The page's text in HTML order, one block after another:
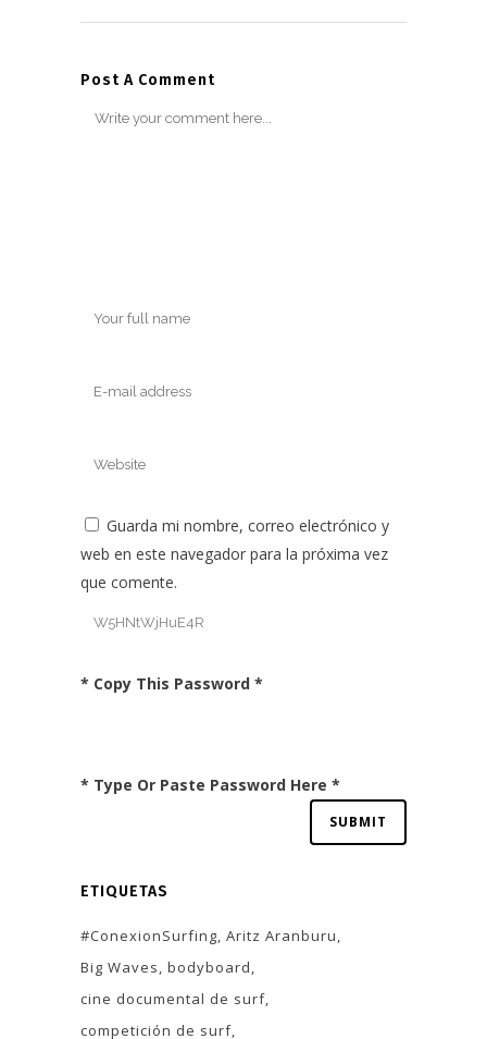
Post A Comment
Guarda mi nombre, correo electrónico y
web en este navegador para la próxima vez
que comente.
* Copy This Password *
* Type Or Paste Password Here *
ETIQUETAS
#ConexionSurfing Aritz Aranburu
Big Waves bodyboard
cine documental de surf
competición de surf